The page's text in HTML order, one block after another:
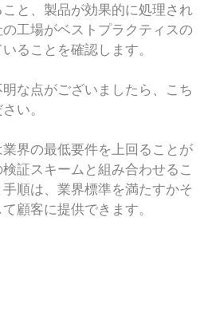
と、製品が効果的に処理され
工場がベストプラクティスの
ることを確認します。
な点がございましたら、こち
い。
界の最低要件を上回ることが
証スキームと組み合わせるこ
順は、業界標準を満たすかそ
顧客に提供できます。